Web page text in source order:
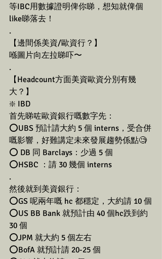
等IBC用數據證明俾你睇，想知就俾個
like睇落去！
.
【邊間係美資/歐資行？】
喺圖片向左拉睇吓〜
.
【Headcount方面美資歐資分別有幾
大？】
❇️ IBD
首先睇咗歐資銀行嘅數字先：
⭕️UBS 預計請大約 5 個 interns，受合併
嘅影響，好難講定未來發展趨勢係點🧐
⭕️ DB 同 Barclays：少過 5 個
⭕️HSBC ：請 30 幾個 interns
.
然後就到美資銀行：
⭕️GS 呢兩年嘅 hc 都穩定，大約請 10 個
⭕️US BB Bank 就預計由 40 個hc跌到約
30 個
⭕️JPM 就大約 5 個左右
⭕️BofA 就預計請 20-25 個